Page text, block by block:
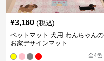
¥3,160 (税込)
ペットマット 犬用 わんちゃんの
お家デザインマット
全4色